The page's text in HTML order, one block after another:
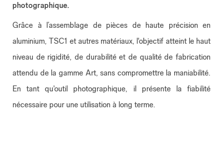
photographique.
Grâce à l’assemblage de pièces de haute précision en
aluminium, TSC1 et autres matériaux, l'objectif atteint le haut
niveau de rigidité, de durabilité et de qualité de fabrication
attendu de la gamme Art, sans compromettre la maniabilité.
En tant qu'outil photographique, il présente la fiabilité
nécessaire pour une utilisation à long terme.